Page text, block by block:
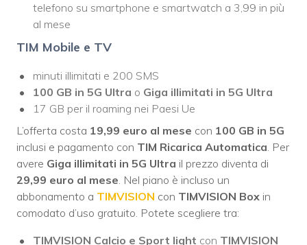
telefono su smartphone e smartwatch a 3,99 in più
al mese
TIM Mobile e TV
minuti illimitati e 200 SMS
100 GB in 5G Ultra o Giga illimitati in 5G Ultra
17 GB per il roaming nei Paesi Ue
L’offerta costa 19,99 euro al mese con 100 GB in 5G
inclusi e pagamento con TIM Ricarica Automatica. Per
avere Giga illimitati in 5G Ultra il prezzo diventa di
29,99 euro al mese. Nel piano è incluso un
abbonamento a TIMVISION con TIMVISION Box in
comodato d’uso gratuito. Potete scegliere tra:
TIMVISION Calcio e Sport light con TIMVISION